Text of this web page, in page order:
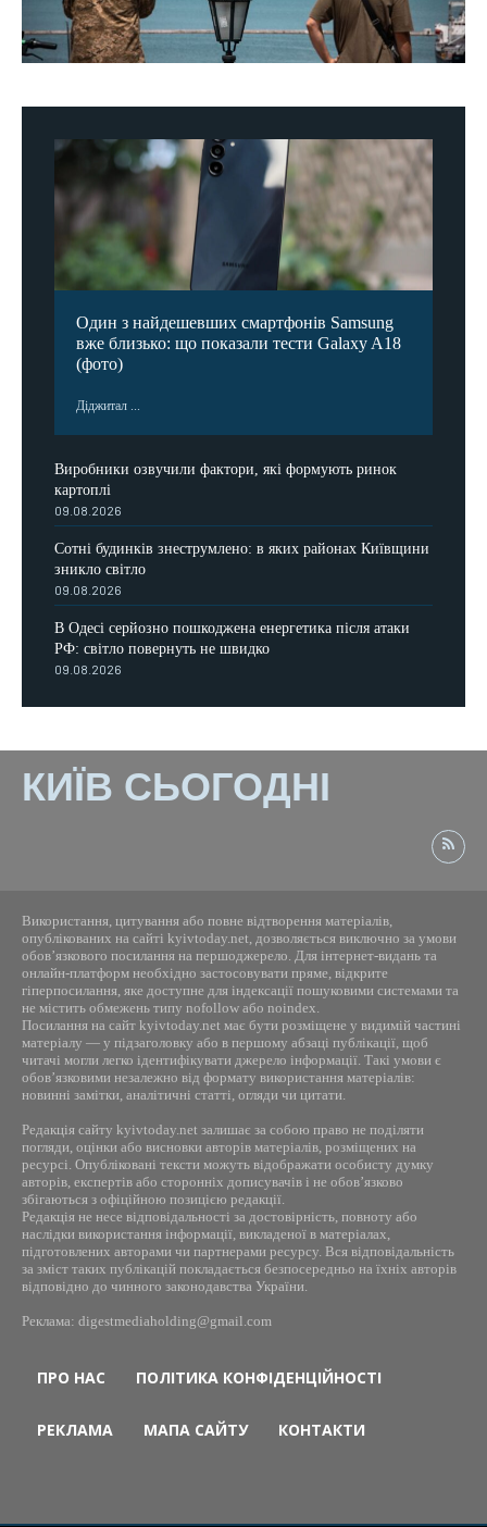
Один з найдешевших смартфонів Samsung
вже близько: що показали тести Galaxy A18
(фото)
Діджитал ...
Виробники озвучили фактори, які формують ринок
картоплі
09.08.2026
Сотні будинків знеструмлено: в яких районах Київщини
зникло світло
09.08.2026
В Одесі серйозно пошкоджена енергетика після атаки
РФ: світло повернуть не швидко
09.08.2026
КИЇВ СЬОГОДНІ
Використання, цитування або повне відтворення матеріалів,
опублікованих на сайті kyivtoday.net, дозволяється виключно за умови
обов’язкового посилання на першоджерело. Для інтернет-видань та
онлайн-платформ необхідно застосовувати пряме, відкрите
гіперпосилання, яке доступне для індексації пошуковими системами та
не містить обмежень типу nofollow або noindex.
Посилання на сайт kyivtoday.net має бути розміщене у видимій частині
матеріалу — у підзаголовку або в першому абзаці публікації, щоб
читачі могли легко ідентифікувати джерело інформації. Такі умови є
обов’язковими незалежно від формату використання матеріалів:
новинні замітки, аналітичні статті, огляди чи цитати.
Редакція сайту kyivtoday.net залишає за собою право не поділяти
погляди, оцінки або висновки авторів матеріалів, розміщених на
ресурсі. Опубліковані тексти можуть відображати особисту думку
авторів, експертів або сторонніх дописувачів і не обов’язково
збігаються з офіційною позицією редакції.
Редакція не несе відповідальності за достовірність, повноту або
наслідки використання інформації, викладеної в матеріалах,
підготовлених авторами чи партнерами ресурсу. Вся відповідальність
за зміст таких публікацій покладається безпосередньо на їхніх авторів
відповідно до чинного законодавства України.
Реклама: digestmediaholding@gmail.com
ПРО НАС ПОЛІТИКА КОНФІДЕНЦІЙНОСТІ
РЕКЛАМА МАПА САЙТУ КОНТАКТИ